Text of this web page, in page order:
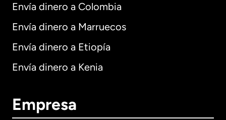
Envía dinero a Colombia
Envía dinero a Marruecos
Envía dinero a Etiopía
Envía dinero a Kenia
Empresa